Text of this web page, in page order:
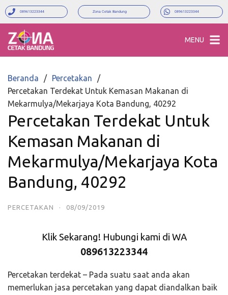
089613223344 Zona Cetak Bandung 089613223344
MENU
Beranda
Percetakan
Percetakan Terdekat Untuk Kemasan Makanan di
Mekarmulya/Mekarjaya Kota Bandung, 40292
Percetakan Terdekat Untuk
Kemasan Makanan di
Mekarmulya/Mekarjaya Kota
Bandung, 40292
PERCETAKAN · 08/09/2019
Klik Sekarang! Hubungi kami di WA
089613223344
Percetakan terdekat – Pada suatu saat anda akan
memerlukan jasa percetakan yang dapat diandalkan baik